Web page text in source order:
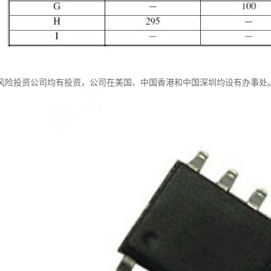
险投资公司均有投资，公司在美国、中国香港和中国深圳均设有办事处